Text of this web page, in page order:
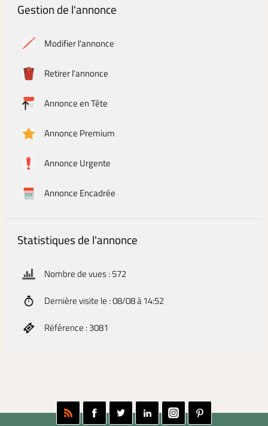
Gestion de l'annonce
Modifier l'annonce
Retirer l'annonce
Annonce en Tête
Annonce Premium
Annonce Urgente
Annonce Encadrée
Statistiques de l'annonce
Nombre de vues : 572
Dernière visite le : 08/08 à 14:52
Référence : 3081